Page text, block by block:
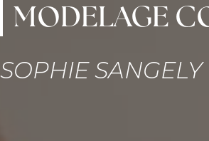
MODELAGE
SOPHIE